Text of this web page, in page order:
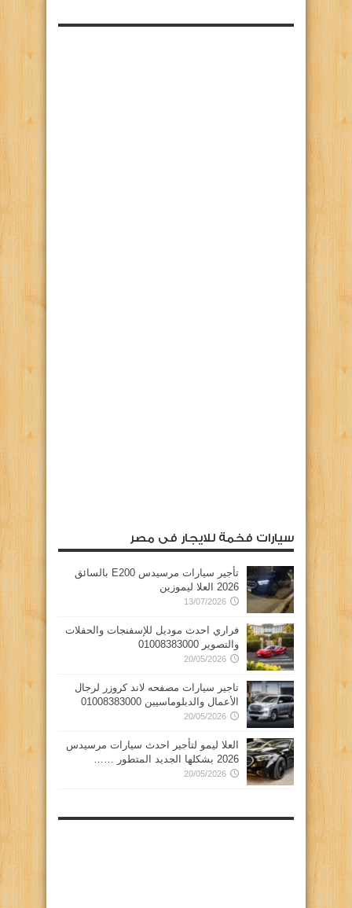
سيارات فخمة للايجار فى مصر
تأجير سيارات مرسيدس E200 بالسائق
2026 العلا ليموزين
13/07/2026
فراري احدث موديل للإسفنجات والحفلات
والتصوير 01008383000
20/05/2026
تاجير سيارات مصفحه لاند كروزر لرجال
الأعمال والدبلوماسيين 01008383000
20/05/2026
العلا ليمو لتأجير احدث سيارات مرسيدس
2026 بشكلها الجديد المتطور ……
20/05/2026